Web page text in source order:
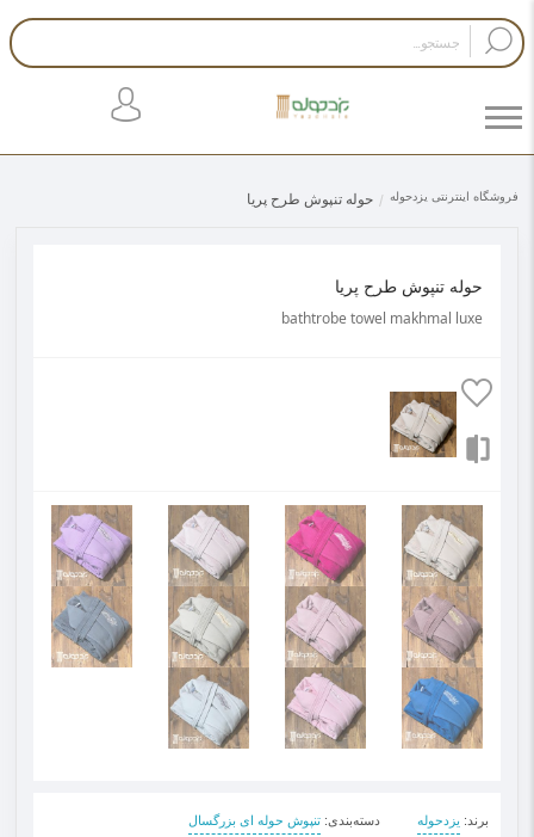
فروشگاه اینترنتی یزدحوله حوله تنپوش طرح پریا
حوله تنپوش طرح پریا
bathtrobe towel makhmal luxe
برند : یزدحوله دسته‌بندی: تنپوش حوله ای بزرگسال